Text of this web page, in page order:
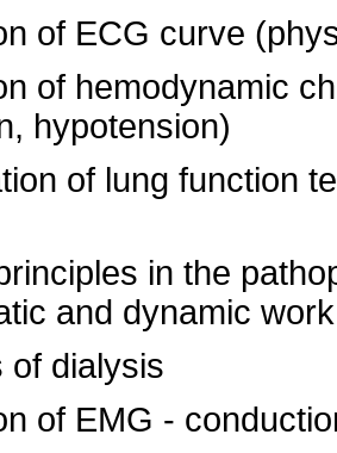
of ECG curve
of hemodynamic
hypotension)
of lung function
in the
and dynamic
of dialysis
of EMG -